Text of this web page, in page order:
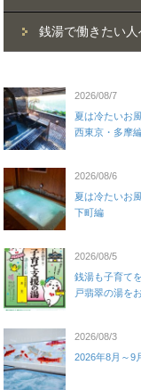
銭湯で働きたい人
2026/08/7
夏は冷たいお
西東京・多摩
2026/08/6
夏は冷たいお
下町編
2026/08/5
銭湯も子育て
戸翡翠の湯を
2026/08/3
2026年8月～9